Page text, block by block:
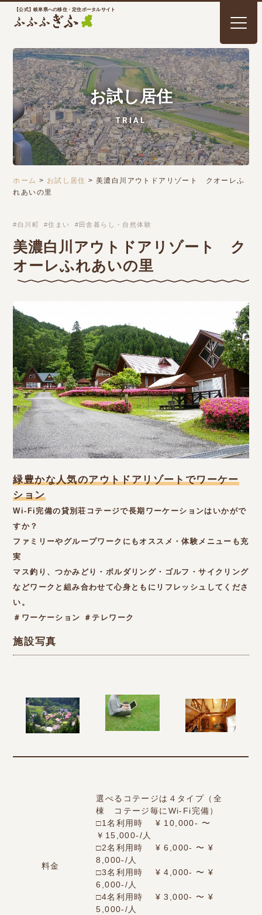
【公式】岐阜県への移住・定住ポータルサイト
お試し居住
TRIAL
ホーム > お試し居住 > 美濃白川アウトドアリゾート クオーレふ
れあいの里
白川町 住まい 田舎暮らし・自然体験
美濃白川アウトドアリゾート ク
オーレふれあいの里
緑豊かな人気のアウトドアリゾートでワーケー
ション
Wi-Fi完備の貸別荘コテージで長期ワーケーションはいかがで
すか？
ファミリーやグループワークにもオススメ・体験メニューも充
実
マス釣り、つかみどり・ボルダリング・ゴルフ・サイクリング
などワークと組み合わせて心身ともにリフレッシュしてくださ
い。
＃ワーケーション ＃テレワーク
施設写真
料金
選べるコテージは４タイプ（全
棟 コテージ毎にWi-Fi完備）
□1名利用時 ¥ 10,000- 〜
￥15,000-/人
□2名利用時 ¥ 6,000- 〜 ¥
8,000-/人
□3名利用時 ¥ 4,000- 〜 ¥
6,000-/人
□4名利用時 ¥ 3,000- 〜 ¥
5,000-/人